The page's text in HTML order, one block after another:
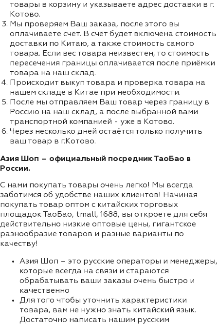
товары в корзину и указываете адрес доставки в г.
Котово.
Мы проверяем Ваш заказа, после этого вы
оплачиваете счёт. В счёт будет включена стоимость
доставки по Китаю, а также стоимость самого
товара. Если вес товара неизвестен, то стоимость
пересечения границы оплачивается после приёмки
товара на наш склад.
Происходит выкуп товара и проверка товара на
нашем складе в Китае при необходимости.
После мы отправляем Ваш товар через границу в
Россию на наш склад, а после выбранной вами
транспортной компанией - уже в Котово.
Через несколько дней остаётся только получить
ваш товар в г.Котово.
Азия Шоп – официальный посредник ТаоБао в
России.
С нами покупать товары очень легко! Мы всегда
заботимся об удобстве наших клиентов! Начиная
покупать товар оптом с китайских торговых
площадок ТаоБао, tmall, 1688, вы откроете для себя
действительно низкие оптовые цены, гигантское
разнообразие товаров и разные варианты по
качеству!
Азия Шоп – это русские операторы и менеджеры,
которые всегда на связи и стараются
обрабатывать ваши заказы очень быстро и
качественно
Для того чтобы уточнить характеристики
товара, вам не нужно знать китайский язык.
Достаточно написать нашим русским